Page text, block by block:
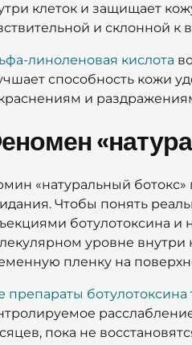
клеток и защищает
и склонной к
линоленовая кислота
способность кожи
и
«натуральный
Чтобы понять
ботулотоксина и
уровне
пленку на
препараты ботулотоксина
пока не